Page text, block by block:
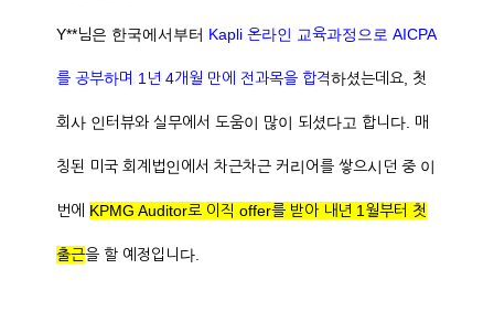
Y**님은 한국에서부터 Kapli 온라인 교육과정으로 AICPA
를 공부하며 1년 4개월 만에 전과목을 합격하셨는데요, 첫
회사 인터뷰와 실무에서 도움이 많이 되셨다고 합니다. 매
칭된 미국 회계법인에서 차근차근 커리어를 쌓으시던 중 이
번에 KPMG Auditor로 이직 offer를 받아 내년 1월부터 첫
출근을 할 예정입니다.